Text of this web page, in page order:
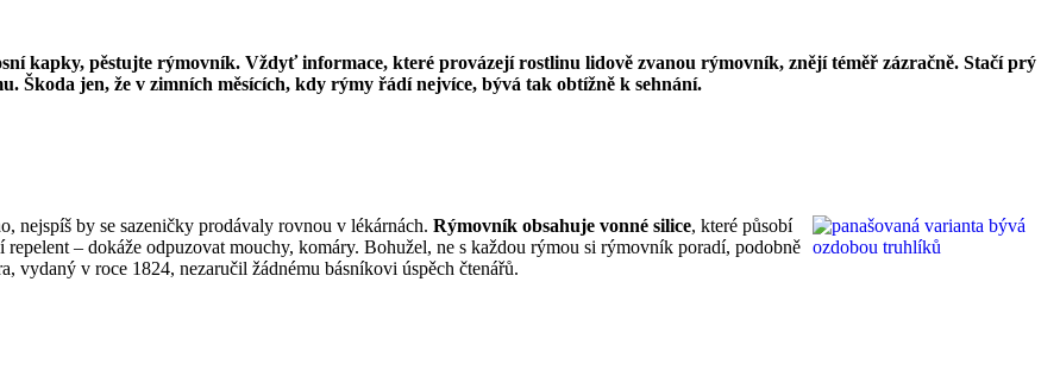
kapky, pěstujte rýmovník. Vždyť informace, které provázejí rostlinu lidově zvanou rýmovník, znějí téměř zázračně. Stačí prý
Škoda jen, že v zimních měsících, kdy rýmy řádí nejvíce, bývá tak obtížně k sehnání.
by se sazeničky prodávaly rovnou v lékárnách. Rýmovník obsahuje vonné silice, které působí
– dokáže odpuzovat mouchy, komáry. Bohužel, ne s každou rýmou si rýmovník poradí, podobně
vydaný v roce 1824, nezaručil žádnému básníkovi úspěch čtenářů.